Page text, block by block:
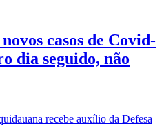
casos de Covid-
dia seguido, não